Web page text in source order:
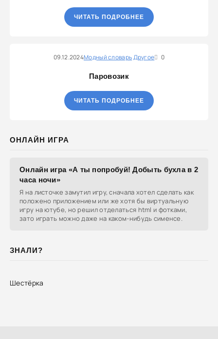
ЧИТАТЬ ПОДРОБНЕЕ
09.12.2024Модный словарьДругое 0
Паровозик
ЧИТАТЬ ПОДРОБНЕЕ
ОНЛАЙН ИГРА
Онлайн игра «А ты попробуй! Добыть бухла в 2
часа ночи»
Я на листочке замутил игру, сначала хотел сделать как
положено приложением или же хотя бы виртуальную
игру на ютубе, но решил отделаться html и фотками,
зато играть можно даже на каком-нибудь сименсе.
ЗНАЛИ?
Шестёрка